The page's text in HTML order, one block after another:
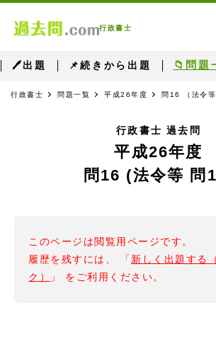
行政書士
🖊出題 📌続きから出題 📁問題
行政書士 問題一覧 平成26年度 問16 （法令
行政書士 過去問
平成26年度
問16 (法令等 問
このページは閲覧用ページです。
履歴を残すには、 「 新しく出題する
ク）
」 をご利用ください。